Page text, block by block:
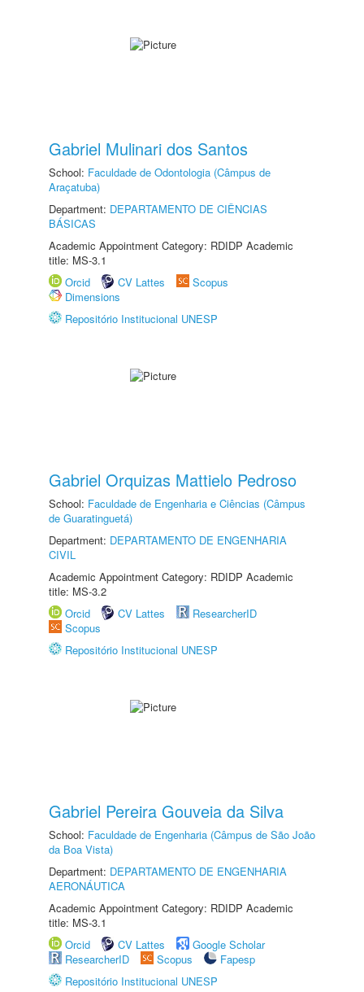
Gabriel Mulinari dos Santos
School: Faculdade de Odontologia (Câmpus de
Araçatuba)
Department: DEPARTAMENTO DE CIÊNCIAS
BÁSICAS
Academic Appointment Category: RDIDP Academic
title: MS-3.1
Orcid
CV Lattes
Scopus
Dimensions
Repositório Institucional UNESP
Gabriel Orquizas Mattielo Pedroso
School: Faculdade de Engenharia e Ciências (Câmpus
de Guaratinguetá)
Department: DEPARTAMENTO DE ENGENHARIA
CIVIL
Academic Appointment Category: RDIDP Academic
title: MS-3.2
Orcid
CV Lattes
ResearcherID
Scopus
Repositório Institucional UNESP
Gabriel Pereira Gouveia da Silva
School: Faculdade de Engenharia (Câmpus de São João
da Boa Vista)
Department: DEPARTAMENTO DE ENGENHARIA
AERONÁUTICA
Academic Appointment Category: RDIDP Academic
title: MS-3.1
Orcid
CV Lattes
Google Scholar
ResearcherID
Scopus
Fapesp
Repositório Institucional UNESP